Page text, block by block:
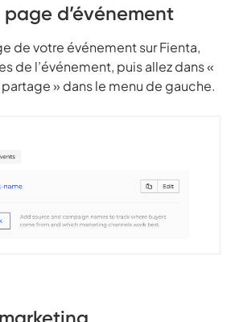
d’événement
de votre événement sur Fienta,
de l’événement, puis allez dans «
» dans le menu de gauche.